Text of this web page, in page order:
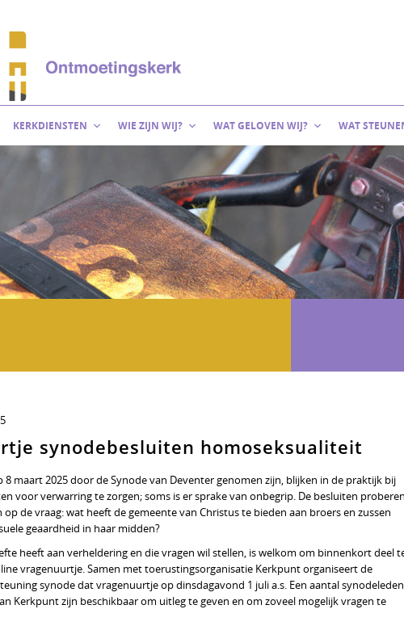
KERKDIENSTEN WIE ZIJN WIJ? WAT GELOVEN WIJ? WAT
synodebesluiten homoseksualiteit
8 maart 2025 door de Synode van Deventer genomen zijn, blijken in de praktijk bij
voor verwarring te zorgen; soms is er sprake van onbegrip. De besluiten proberen
de vraag: wat heeft de gemeente van Christus te bieden aan broers en zussen
geaardheid in haar midden?
heeft aan verheldering en die vragen wil stellen, is welkom om binnenkort deel
vragenuurtje. Samen met toerustingsorganisatie Kerkpunt organiseert de
synode dat vragenuurtje op dinsdagavond 1 juli a.s. Een aantal synodeleden
Kerkpunt zijn beschikbaar om uitleg te geven en om zoveel mogelijk vragen te